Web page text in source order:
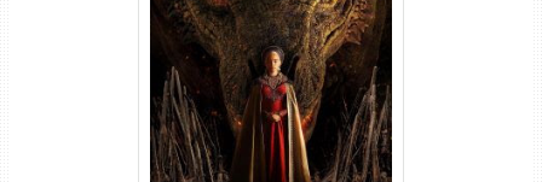
A Casa do Dragão 1ª
Temporada Torrent (2022)
WEB-DL 720p/1080p Dual
Áudio